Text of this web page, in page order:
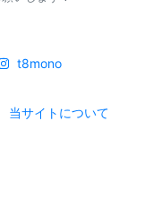
t8mono
当サイトについて